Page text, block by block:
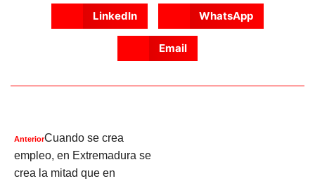
LinkedIn WhatsApp
Email
AnteriorCuando se crea
empleo, en Extremadura se
crea la mitad que en